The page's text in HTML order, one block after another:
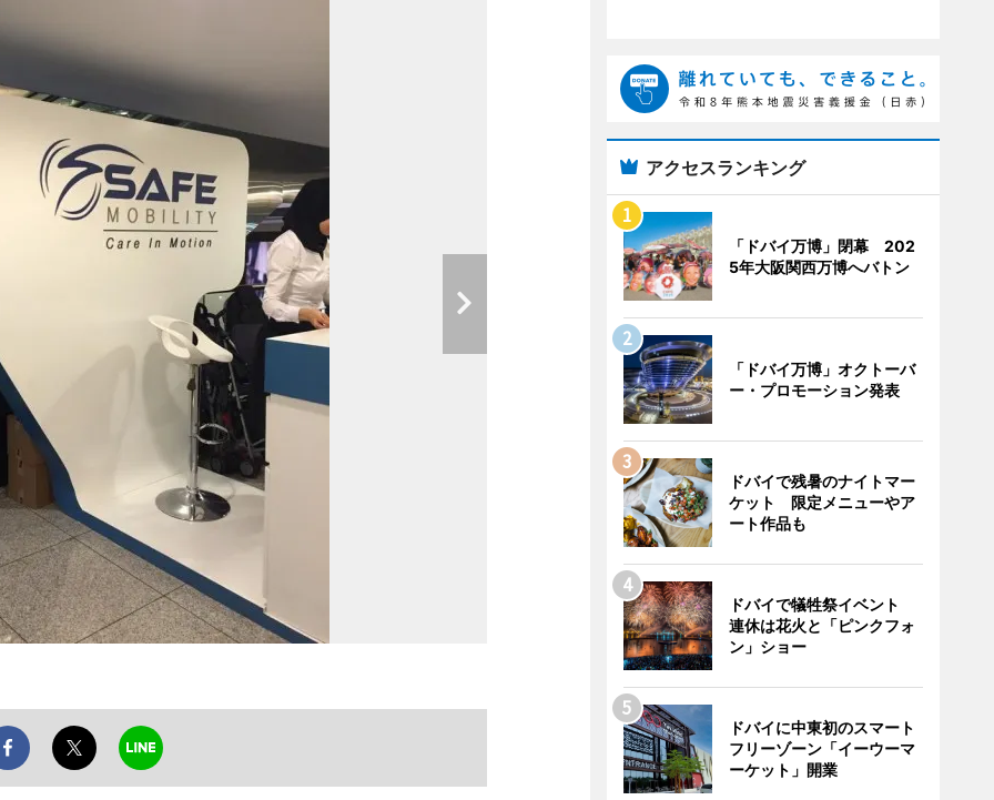
アクセスランキング
「ドバイ万博」閉幕 202
5年大阪関西万博へバトン
「ドバイ万博」オクトーバ
ー・プロモーション発表
ドバイで残暑のナイトマー
ケット 限定メニューやア
ート作品も
ドバイで犠牲祭イベント
連休は花火と「ピンクフォ
ン」ショー
ドバイに中東初のスマート
フリーゾーン「イーウーマ
ーケット」開業